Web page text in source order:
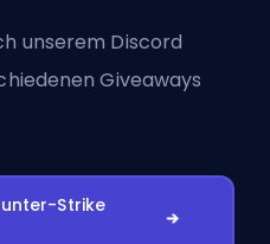
unserem Discord
Giveaways
Strike